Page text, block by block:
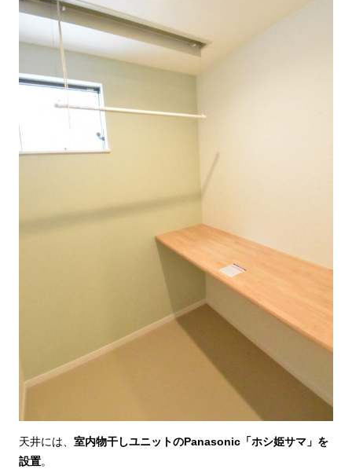
天井には、 室内物干しユニットのPanasonic「ホシ姫サマ」を
設置。